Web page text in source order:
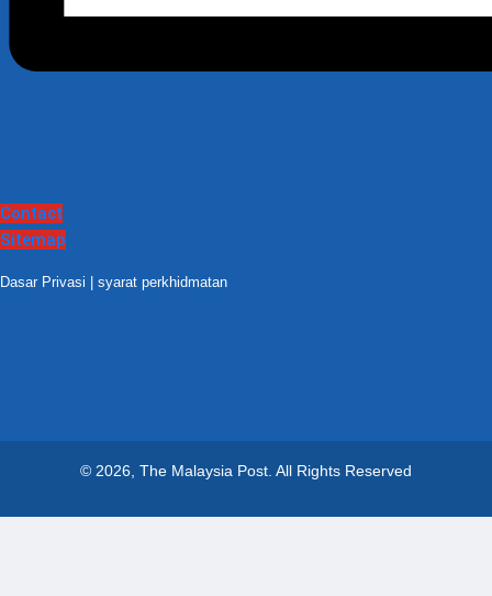
Contact
Sitemap
Dasar Privasi syarat perkhidmatan
© 2026, The Malaysia Post. All Rights Reserved